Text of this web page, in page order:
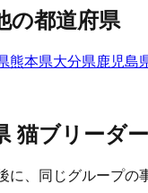
の都道府県
熊本県大分県鹿児島
猫ブリーダ
に、同じグループの